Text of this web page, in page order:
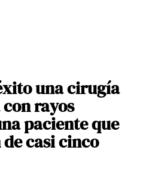
una cirugía
rayos
paciente que
casi cinco